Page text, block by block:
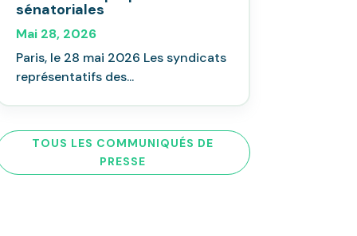
sénatoriales
Mai 28, 2026
Paris, le 28 mai 2026 Les syndicats
représentatifs des...
TOUS LES COMMUNIQUÉS DE
PRESSE